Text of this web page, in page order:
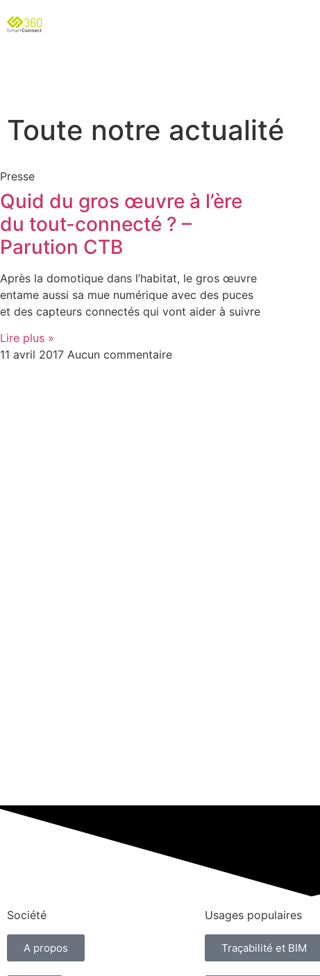
Toute notre actualité
Presse
Quid du gros œuvre à l’ère
du tout-connecté ? –
Parution CTB
Après la domotique dans l’habitat, le gros œuvre
entame aussi sa mue numérique avec des puces
et des capteurs connectés qui vont aider à suivre
Lire plus »
11 avril 2017 Aucun commentaire
Société
A propos
Usages populaires
Traçabilité et BIM